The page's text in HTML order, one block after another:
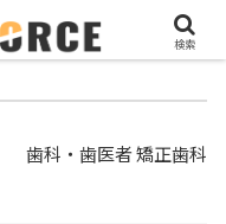
歯科・歯医者 矯正歯科
検索